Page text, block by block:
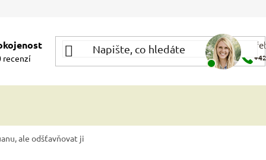
recenzí
ale odšťavňovat ji